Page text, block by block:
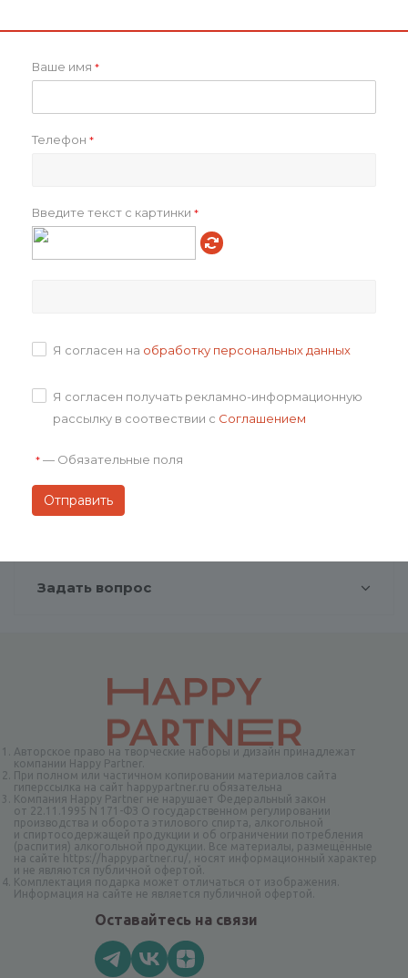
Изнанка
флис
Mark: Маркировка остатков
Размеры товара
XS–XXL, zip-пакет: 41,5х67 см
Вес нетто, г
Глубина упаковки, см
Вес брутто, г
76800.00
Оплата
Задать вопрос
Авторское право на творческие наборы и дизайн принадлежат
компании Happy Partner.
При полном или частичном копировании материалов сайта
гиперссылка на сайт happypartner.ru обязательна
Компания Happy Partner не нарушает Федеральный закон
от 22.11.1995 N 171-ФЗ О государственном регулировании
производства и оборота этилового спирта, алкогольной
и спиртосодержащей продукции и об ограничении потребления
(распития) алкогольной продукции. Все материалы, размещённые
на сайте https://happypartner.ru/, носят информационный характер
и не являются публичной офертой.
Комплектация подарка может отличаться от изображения.
Информация на сайте не является публичной офертой.
Оставайтесь на связи
Ваше имя *
Телефон *
Введите текст с картинки *
Я согласен на обработку персональных данных
Я согласен получать рекламно-информационную
рассылку в соотвествии с Соглашением
* — Обязательные поля